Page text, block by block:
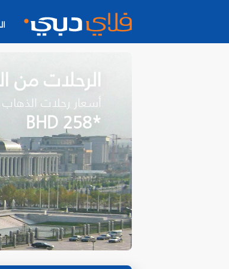
الرحلات من
أسعار رحلات الذهاب
*BHD 258